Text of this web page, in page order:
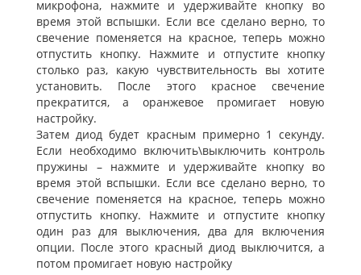
микрофона, нажмите и удерживайте кнопку во
время этой вспышки. Если все сделано верно, то
свечение поменяется на красное, теперь можно
отпустить кнопку. Нажмите и отпустите кнопку
столько раз, какую чувствительность вы хотите
установить. После этого красное свечение
прекратится, а оранжевое промигает новую
настройку.
Затем диод будет красным примерно 1 секунду.
Если необходимо включить\выключить контроль
пружины – нажмите и удерживайте кнопку во
время этой вспышки. Если все сделано верно, то
свечение поменяется на красное, теперь можно
отпустить кнопку. Нажмите и отпустите кнопку
один раз для выключения, два для включения
опции. После этого красный диод выключится, а
потом промигает новую настройку